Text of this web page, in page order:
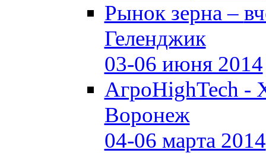
Рынок зерна –
Геленджик
03-06 июня 2014
АгроHighTech -
Воронеж
04-06 марта 2014